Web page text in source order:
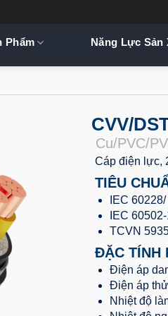
Phẩm Năng Lực Sản
CVV/
Cu/PVC/
Cáp điện lực,
TIÊU
IEC
IEC
TCVN
ĐẶC TÍNH
Điện áp
Điện áp
Nhiệt độ